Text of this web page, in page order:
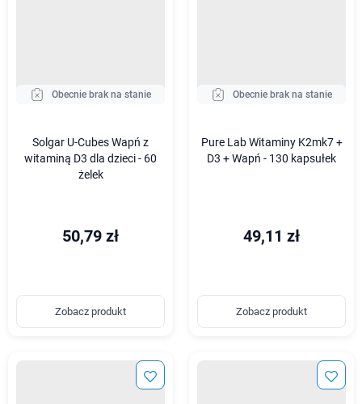
Obecnie brak na stanie
Solgar U-Cubes Wapń z
witaminą D3 dla dzieci - 60
żelek
50,79 zł
Zobacz produkt
Obecnie brak na stanie
Pure Lab Witaminy K2mk7 +
D3 + Wapń - 130 kapsułek
49,11 zł
Zobacz produkt